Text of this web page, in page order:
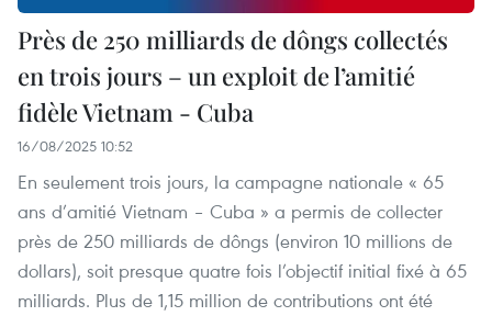
Près de 250 milliards de dôngs collectés
en trois jours – un exploit de l’amitié
fidèle Vietnam - Cuba
16/08/2025 10:52
En seulement trois jours, la campagne nationale « 65
ans d’amitié Vietnam – Cuba » a permis de collecter
près de 250 milliards de dôngs (environ 10 millions de
dollars), soit presque quatre fois l’objectif initial fixé à 65
milliards. Plus de 1,15 million de contributions ont été